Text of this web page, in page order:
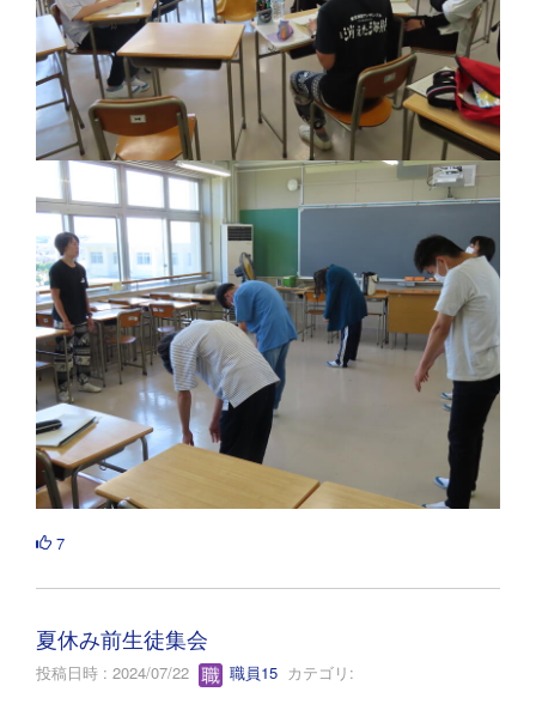
7
夏休み前生徒集会
投稿日時 : 2024/07/22 職員15 カテゴリ: